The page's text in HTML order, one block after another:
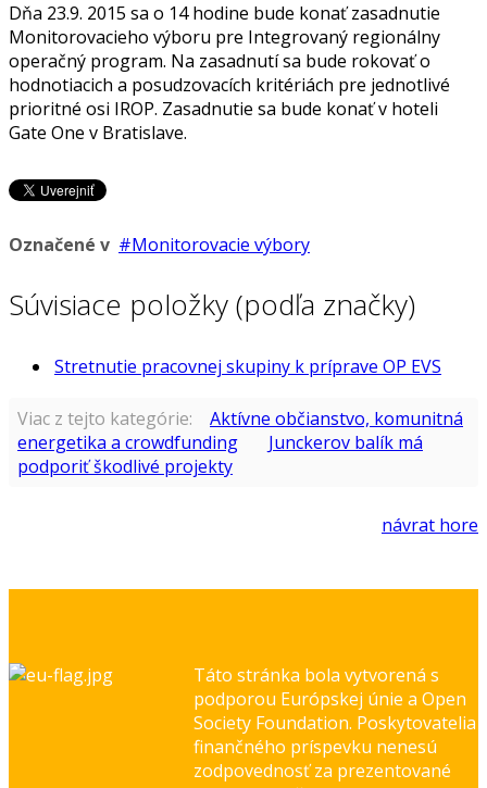
Dňa 23.9. 2015 sa o 14 hodine bude konať zasadnutie
Monitorovacieho výboru pre Integrovaný regionálny
operačný program. Na zasadnutí sa bude rokovať o
hodnotiacich a posudzovacích kritériách pre jednotlivé
prioritné osi IROP. Zasadnutie sa bude konať v hoteli
Gate One v Bratislave.
Označené v Monitorovacie výbory
Súvisiace položky (podľa značky)
Stretnutie pracovnej skupiny k príprave OP EVS
Viac z tejto kategórie:
Aktívne občianstvo, komunitná
energetika a crowdfunding
Junckerov balík má
podporiť škodlivé projekty
návrat hore
Táto stránka bola vytvorená s
podporou Európskej únie a Open
Society Foundation. Poskytovatelia
finančného príspevku nenesú
zodpovednosť za prezentované